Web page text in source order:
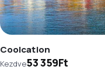
Coolcation
Kezdve53 359Ft